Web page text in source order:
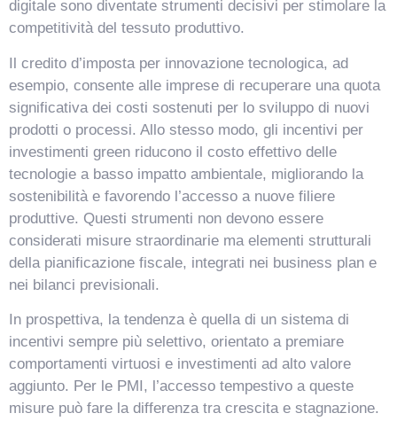
digitale sono diventate strumenti decisivi per stimolare la
competitività del tessuto produttivo.
Il credito d’imposta per innovazione tecnologica, ad
esempio, consente alle imprese di recuperare una quota
significativa dei costi sostenuti per lo sviluppo di nuovi
prodotti o processi. Allo stesso modo, gli incentivi per
investimenti green riducono il costo effettivo delle
tecnologie a basso impatto ambientale, migliorando la
sostenibilità e favorendo l’accesso a nuove filiere
produttive. Questi strumenti non devono essere
considerati misure straordinarie ma elementi strutturali
della pianificazione fiscale, integrati nei business plan e
nei bilanci previsionali.
In prospettiva, la tendenza è quella di un sistema di
incentivi sempre più selettivo, orientato a premiare
comportamenti virtuosi e investimenti ad alto valore
aggiunto. Per le PMI, l’accesso tempestivo a queste
misure può fare la differenza tra crescita e stagnazione.